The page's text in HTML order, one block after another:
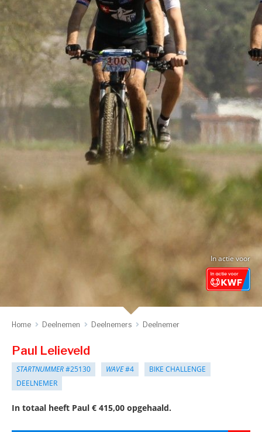
In actie voor
Home Deelnemen Deelnemers Deelnemer
Paul Lelieveld
STARTNUMMER#25130 WAVE#4
BIKE CHALLENGE
DEELNEMER
In totaal heeft Paul € 415,00 opgehaald.